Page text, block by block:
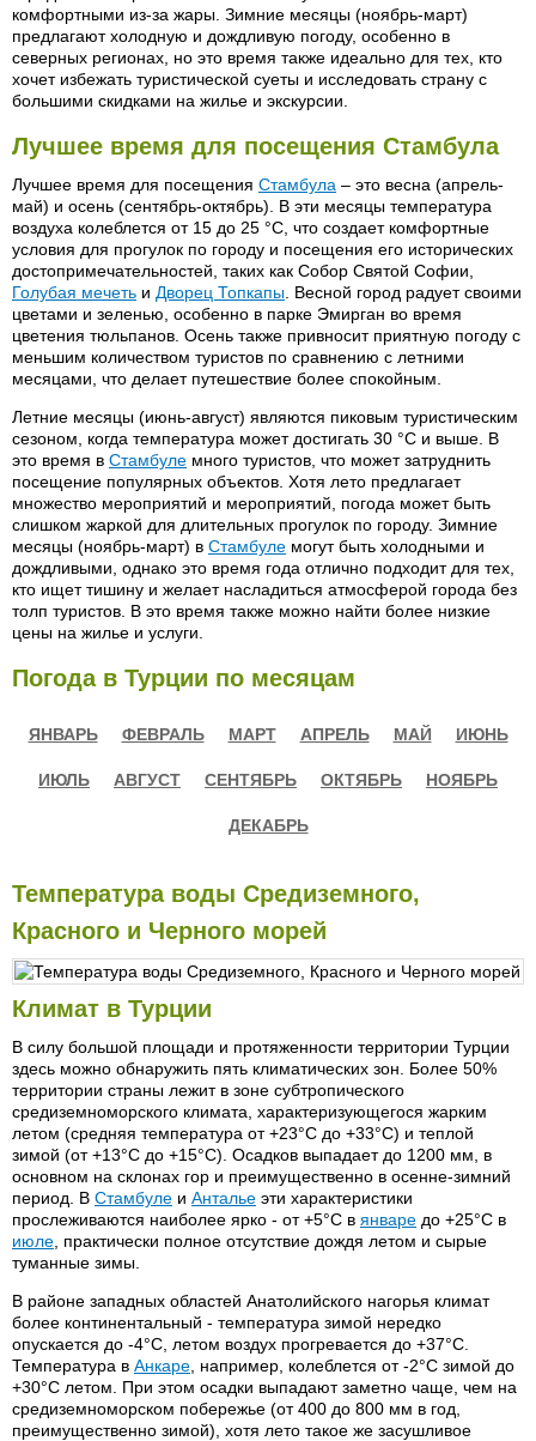
комфортными из-за жары. Зимние месяцы (ноябрь-март)
предлагают холодную и дождливую погоду, особенно в
северных регионах, но это время также идеально для тех, кто
хочет избежать туристической суеты и исследовать страну с
большими скидками на жилье и экскурсии.
Лучшее время для посещения Стамбула
Лучшее время для посещения Стамбула – это весна (апрель-
май) и осень (сентябрь-октябрь). В эти месяцы температура
воздуха колеблется от 15 до 25 °C, что создает комфортные
условия для прогулок по городу и посещения его исторических
достопримечательностей, таких как Собор Святой Софии,
Голубая мечеть и Дворец Топкапы . Весной город радует своими
цветами и зеленью, особенно в парке Эмирган во время
цветения тюльпанов. Осень также привносит приятную погоду с
меньшим количеством туристов по сравнению с летними
месяцами, что делает путешествие более спокойным.
Летние месяцы (июнь-август) являются пиковым туристическим
сезоном, когда температура может достигать 30 °C и выше. В
это время в Стамбуле много туристов, что может затруднить
посещение популярных объектов. Хотя лето предлагает
множество мероприятий и мероприятий, погода может быть
слишком жаркой для длительных прогулок по городу. Зимние
месяцы (ноябрь-март) в Стамбуле могут быть холодными и
дождливыми, однако это время года отлично подходит для тех,
кто ищет тишину и желает насладиться атмосферой города без
толп туристов. В это время также можно найти более низкие
цены на жилье и услуги.
Погода в Турции по месяцам
ЯНВАРЬ ФЕВРАЛЬ МАРТ АПРЕЛЬ МАЙ ИЮНЬ
ИЮЛЬ АВГУСТ СЕНТЯБРЬ ОКТЯБРЬ НОЯБРЬ
ДЕКАБРЬ
Температура воды Средиземного,
Красного и Черного морей
Климат в Турции
В силу большой площади и протяженности территории Турции
здесь можно обнаружить пять климатических зон. Более 50%
территории страны лежит в зоне субтропического
средиземноморского климата, характеризующегося жарким
летом (средняя температура от +23°С до +33°C) и теплой
зимой (от +13°С до +15°С). Осадков выпадает до 1200 мм, в
основном на склонах гор и преимущественно в осенне-зимний
период. В Стамбуле и Анталье эти характеристики
прослеживаются наиболее ярко - от +5°С в январе до +25°С в
июле , практически полное отсутствие дождя летом и сырые
туманные зимы.
В районе западных областей Анатолийского нагорья климат
более континентальный - температура зимой нередко
опускается до -4°С, летом воздух прогревается до +37°С.
Температура в Анкаре , например, колеблется от -2°C зимой до
+30°C летом. При этом осадки выпадают заметно чаще, чем на
средиземноморском побережье (от 400 до 800 мм в год,
преимущественно зимой), хотя лето такое же засушливое